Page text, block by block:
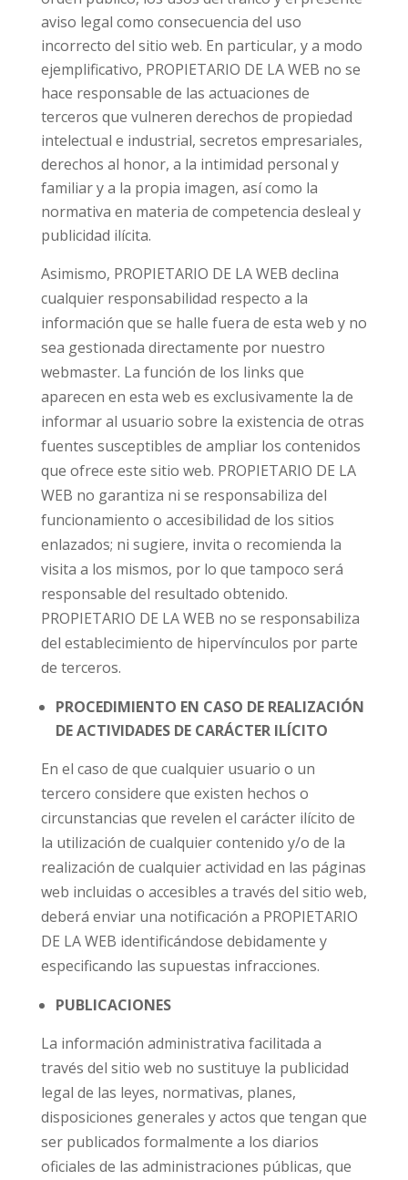
aviso legal como consecuencia del uso
incorrecto del sitio web. En particular, y a modo
ejemplificativo, PROPIETARIO DE LA WEB no se
hace responsable de las actuaciones de
terceros que vulneren derechos de propiedad
intelectual e industrial, secretos empresariales,
derechos al honor, a la intimidad personal y
familiar y a la propia imagen, así como la
normativa en materia de competencia desleal y
publicidad ilícita.
Asimismo, PROPIETARIO DE LA WEB declina
cualquier responsabilidad respecto a la
información que se halle fuera de esta web y no
sea gestionada directamente por nuestro
webmaster. La función de los links que
aparecen en esta web es exclusivamente la de
informar al usuario sobre la existencia de otras
fuentes susceptibles de ampliar los contenidos
que ofrece este sitio web. PROPIETARIO DE LA
WEB no garantiza ni se responsabiliza del
funcionamiento o accesibilidad de los sitios
enlazados; ni sugiere, invita o recomienda la
visita a los mismos, por lo que tampoco será
responsable del resultado obtenido.
PROPIETARIO DE LA WEB no se responsabiliza
del establecimiento de hipervínculos por parte
de terceros.
PROCEDIMIENTO EN CASO DE REALIZACIÓN
DE ACTIVIDADES DE CARÁCTER ILÍCITO
En el caso de que cualquier usuario o un
tercero considere que existen hechos o
circunstancias que revelen el carácter ilícito de
la utilización de cualquier contenido y/o de la
realización de cualquier actividad en las páginas
web incluidas o accesibles a través del sitio web,
deberá enviar una notificación a PROPIETARIO
DE LA WEB identificándose debidamente y
especificando las supuestas infracciones.
PUBLICACIONES
La información administrativa facilitada a
través del sitio web no sustituye la publicidad
legal de las leyes, normativas, planes,
disposiciones generales y actos que tengan que
ser publicados formalmente a los diarios
oficiales de las administraciones públicas, que